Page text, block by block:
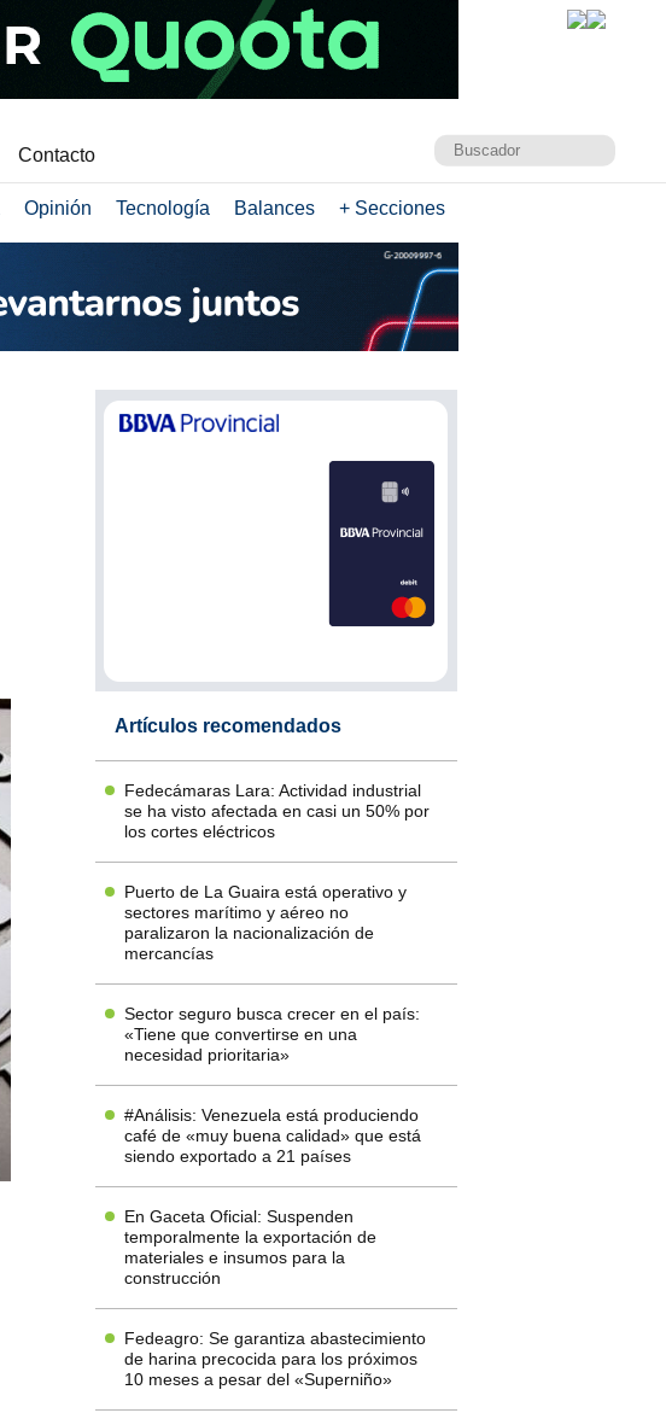
Contacto
Opinión Tecnología Balances + Secciones
Artículos recomendados
Fedecámaras Lara: Actividad industrial
se ha visto afectada en casi un 50% por
los cortes eléctricos
Puerto de La Guaira está operativo y
sectores marítimo y aéreo no
paralizaron la nacionalización de
mercancías
Sector seguro busca crecer en el país:
«Tiene que convertirse en una
necesidad prioritaria»
#Análisis: Venezuela está produciendo
café de «muy buena calidad» que está
siendo exportado a 21 países
En Gaceta Oficial: Suspenden
temporalmente la exportación de
materiales e insumos para la
construcción
Fedeagro: Se garantiza abastecimiento
de harina precocida para los próximos
10 meses a pesar del «Superniño»